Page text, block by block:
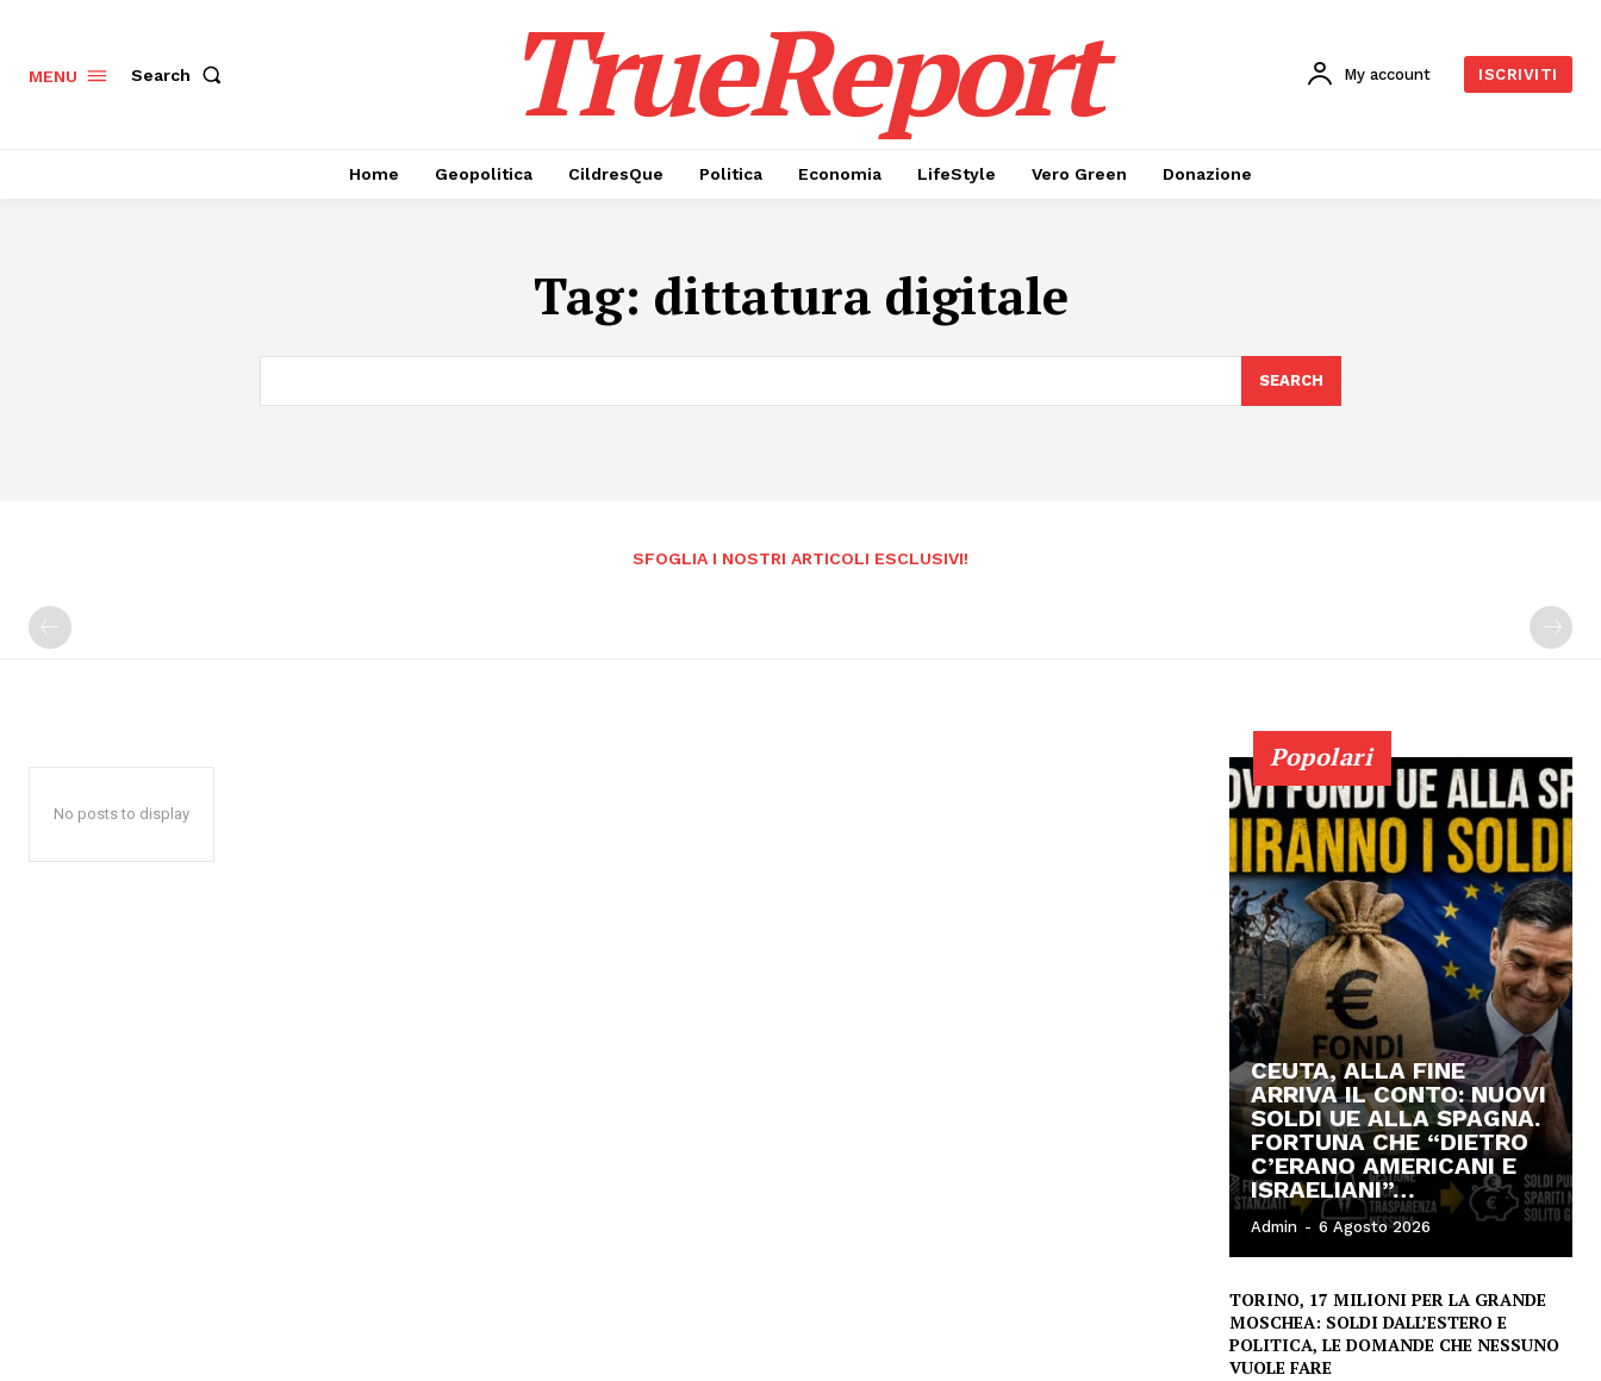
MENU Search TrueReport My account ISCRIVITI
Home Geopolitica CildresQue Politica Economia LifeStyle Vero Green Donazione
Tag: dittatura digitale
SEARCH
SFOGLIA I NOSTRI ARTICOLI ESCLUSIVI!
No posts to display
Popolari
CEUTA, ALLA FINE
ARRIVA IL CONTO: NUOVI
SOLDI UE ALLA SPAGNA.
FORTUNA CHE “DIETRO
C’ERANO AMERICANI E
ISRAELIANI”…
Admin - 6 Agosto 2026
TORINO, 17 MILIONI PER LA GRANDE
MOSCHEA: SOLDI DALL’ESTERO E
POLITICA, LE DOMANDE CHE NESSUNO
VUOLE FARE